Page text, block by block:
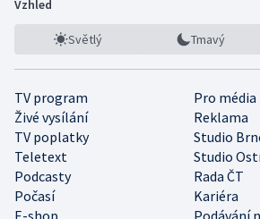
Vzhled
Světlý Tmavý
TV program
Pro média
Živé vysílání
Reklama
TV poplatky
Studio
Teletext
Studio
Podcasty
Rada ČT
Počasí
Kariéra
E-shop
Podávání